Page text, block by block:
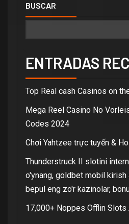
BUSCAR
ENTRADAS
Top Real cash Casinos on
Mega Reel Casino No
Codes 2024
Chơi Yahtzee trực tuyến &
Thunderstruck II slotini
o'ynang, goldbet mobil
bepul eng zo'r kazinolar,
17,000+ Noppes Offlin Slots